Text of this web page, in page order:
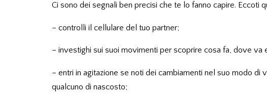
Ci sono dei segnali ben precisi che te lo fanno capire. Eccoti
– controlli il cellulare del tuo partner;
– investighi sui suoi movimenti per scoprire cosa fa, dove va
– entri in agitazione se noti dei cambiamenti nel suo modo di
qualcuno di nascosto;